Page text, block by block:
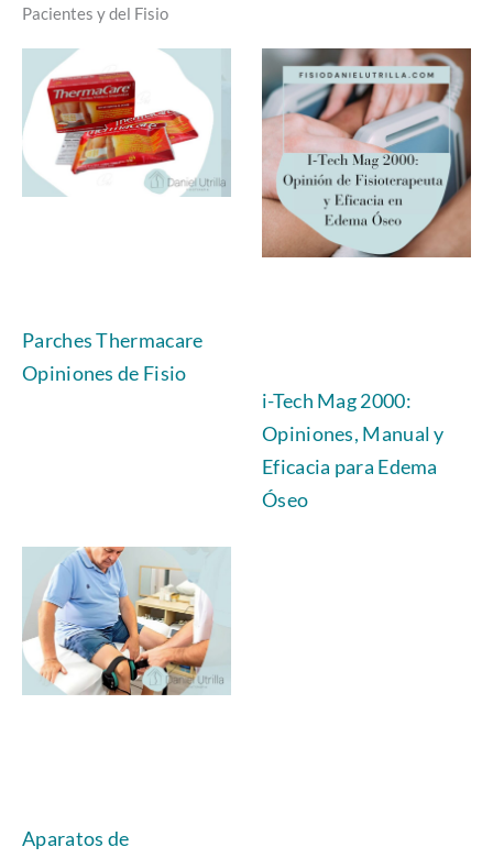
Pacientes y del Fisio
Parches Thermacare
Opiniones de Fisio
i-Tech Mag 2000:
Opiniones, Manual y
Eficacia para Edema
Óseo
Aparatos de